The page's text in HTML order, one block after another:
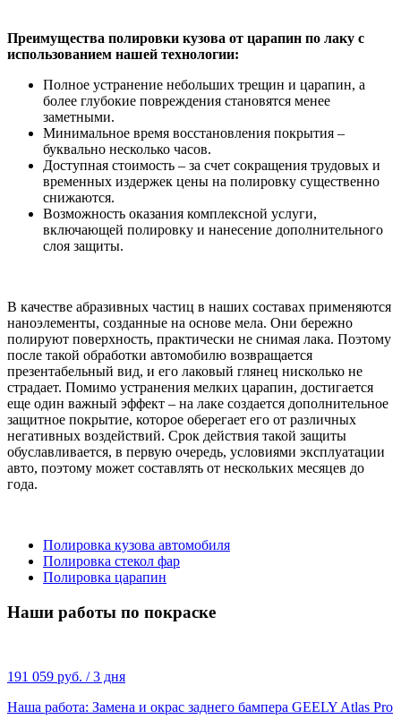
Преимущества полировки кузова от царапин по лаку с
использованием нашей технологии:
Полное устранение небольших трещин и царапин, а
более глубокие повреждения становятся менее
заметными.
Минимальное время восстановления покрытия –
буквально несколько часов.
Доступная стоимость – за счет сокращения трудовых и
временных издержек цены на полировку существенно
снижаются.
Возможность оказания комплексной услуги,
включающей полировку и нанесение дополнительного
слоя защиты.
В качестве абразивных частиц в наших составах применяются
наноэлементы, созданные на основе мела. Они бережно
полируют поверхность, практически не снимая лака. Поэтому
после такой обработки автомобилю возвращается
презентабельный вид, и его лаковый глянец нисколько не
страдает. Помимо устранения мелких царапин, достигается
еще один важный эффект – на лаке создается дополнительное
защитное покрытие, которое оберегает его от различных
негативных воздействий. Срок действия такой защиты
обуславливается, в первую очередь, условиями эксплуатации
авто, поэтому может составлять от нескольких месяцев до
года.
Полировка кузова автомобиля
Полировка стекол фар
Полировка царапин
Наши работы по покраске
191 059 руб. / 3 дня
Наша работа: Замена и окрас заднего бампера GEELY Atlas Pro